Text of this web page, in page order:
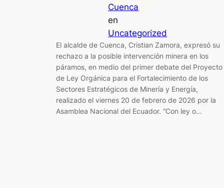
Cuenca
en
Uncategorized
El alcalde de Cuenca, Cristian Zamora, expresó su
rechazo a la posible intervención minera en los
páramos, en medio del primer debate del Proyecto
de Ley Orgánica para el Fortalecimiento de los
Sectores Estratégicos de Minería y Energía,
realizado el viernes 20 de febrero de 2026 por la
Asamblea Nacional del Ecuador. “Con ley o…